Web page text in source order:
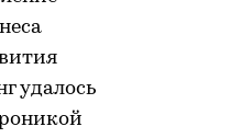
удалось